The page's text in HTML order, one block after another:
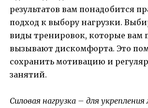
результатов вам понадобится
подход к выбору нагрузки.
виды тренировок, которые вам
вызывают дискомфорта. Это
сохранить мотивацию и
занятий.
Силовая нагрузка – для